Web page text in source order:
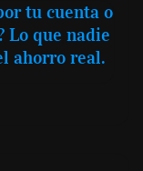
tu cuenta o
Lo que nadie
ahorro real.